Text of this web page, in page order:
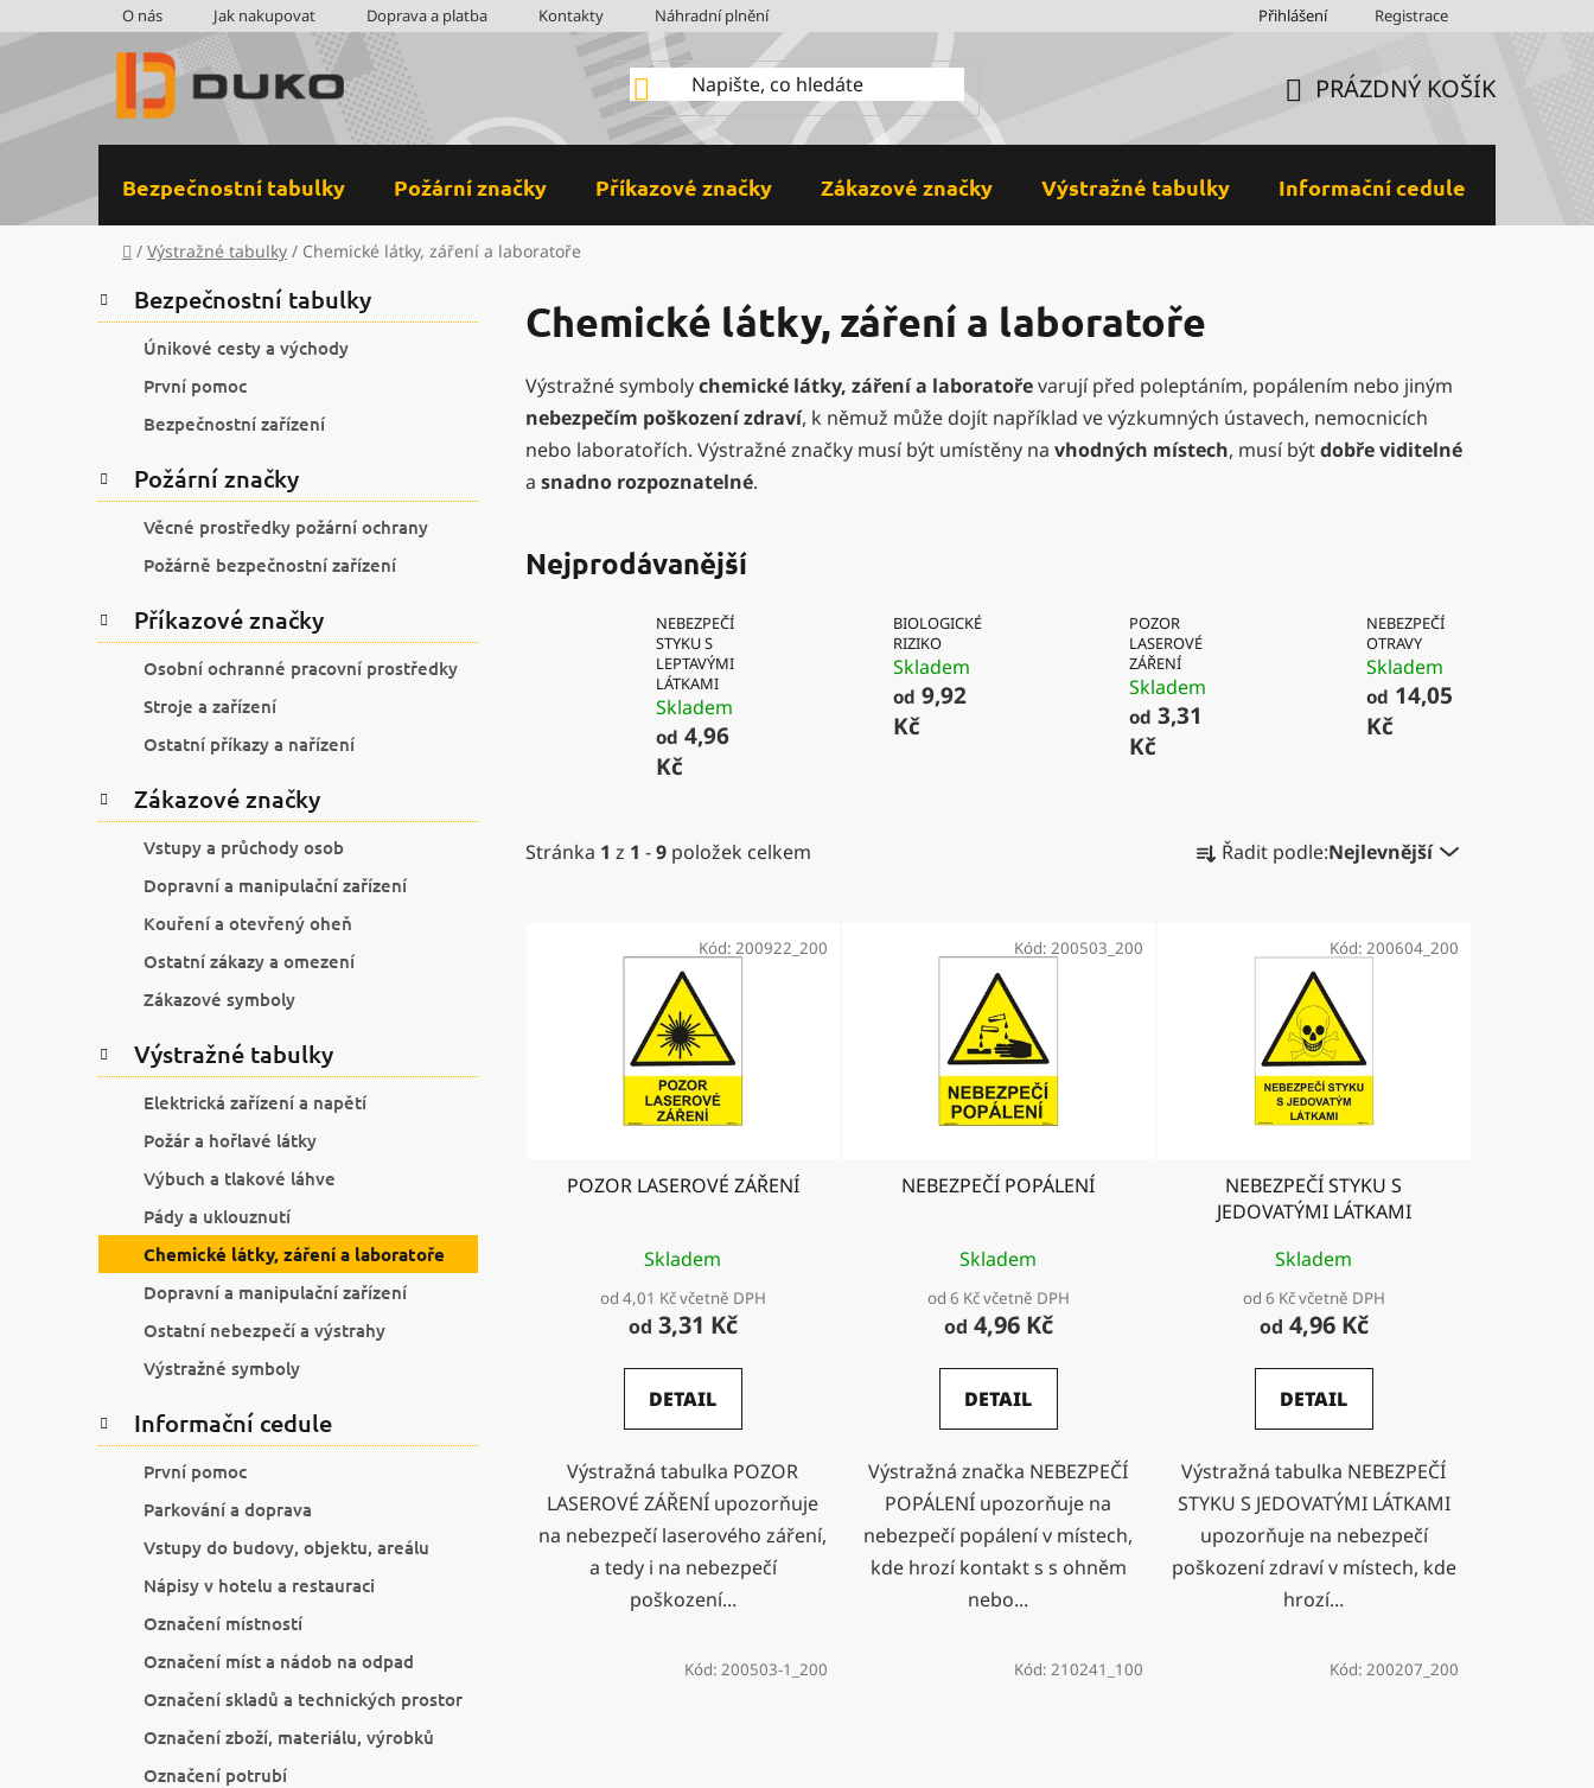
na
O nás Jak nakupovat Doprava a platba Kontakty Náhradní plnění Ochrana osobních údajů a GDPR
Přihlášení Registrace
KOŠÍK
PRÁZDNÝ KOŠÍK
Bezpečnostní tabulky Požární značky Příkazové značky Zákazové značky Výstražné tabulky Informační cedule
Domů
/ Výstražné tabulky / Chemické látky, záření a laboratoře
P
o
n
n
n
Přeskočit
kategorie
K
a
i
e
Bezpečnostní tabulky
Únikové cesty a východy
První pomoc
Bezpečnostní zařízení
Požární značky
Věcné prostředky požární ochrany
Požárně bezpečnostní zařízení
Příkazové značky
Osobní ochranné pracovní prostředky
Stroje a zařízení
Ostatní příkazy a nařízení
Zákazové značky
Vstupy a průchody osob
Dopravní a manipulační zařízení
Kouření a otevřený oheň
Ostatní zákazy a omezení
Zákazové symboly
Výstražné tabulky
Elektrická zařízení a napětí
Požár a hořlavé látky
Výbuch a tlakové láhve
Pády a uklouznutí
Chemické látky, záření a laboratoře
Dopravní a manipulační zařízení
Ostatní nebezpečí a výstrahy
Výstražné symboly
Informační cedule
První pomoc
Parkování a doprava
Vstupy do budovy, objektu, areálu
Nápisy v hotelu a restauraci
Označení místností
Označení míst a nádob na odpad
Označení skladů a technických prostor
Označení zboží, materiálu, výrobků
Označení potrubí
Chemické látky, záření a laboratoře
Výstražné symbolychemické látky, záření a laboratořevarují před poleptáním, popálením nebo jiným
nebezpečím poškození zdraví, k němuž může dojít například ve výzkumných ústavech, nemocnicích
nebo laboratořích. Výstražné značky musí být umístěny na vhodných místech, musí býtdobře viditelné
a snadno rozpoznatelné.
Nejprodávanější
NEBEZPEČÍ
STYKU S
LEPTAVÝMI
LÁTKAMI
Skladem
od 4,96
Kč
BIOLOGICKÉ
RIZIKO
Skladem
od 9,92
Kč
POZOR
LASEROVÉ
ZÁŘENÍ
Skladem
od 3,31
Kč
NEBEZPEČÍ
OTRAVY
Skladem
od 14,05
Kč
Stránka 1 z 1 -9 položek celkem
a Řadit podle:Nejlevnější
POZOR LASEROVÉ ZÁŘENÍ
Skladem
od 4,01 Kč včetně DPH
od 3,31 Kč
DETAIL
Výstražná tabulka POZOR
LASEROVÉ ZÁŘENÍ upozorňuje
na nebezpečí laserového záření,
a tedy i na nebezpečí
poškození...
Kód: 200922_200
NEBEZPEČÍ POPÁLENÍ
Skladem
od 6 Kč včetně DPH
od 4,96 Kč
DETAIL
Výstražná značka NEBEZPEČÍ
POPÁLENÍ upozorňuje na
nebezpečí popálení v místech,
kde hrozí kontakt s s ohněm
nebo...
Kód: 200503_200
NEBEZPEČÍ STYKU S
JEDOVATÝMI LÁTKAMI
Skladem
od 6 Kč včetně DPH
od 4,96 Kč
DETAIL
Výstražná tabulka NEBEZPEČÍ
STYKU S JEDOVATÝMI LÁTKAMI
upozorňuje na nebezpečí
poškození zdraví v místech, kde
hrozí...
Kód: 200604_200
Kód: 200503-1_200 Kód: 210241_100 Kód: 200207_200